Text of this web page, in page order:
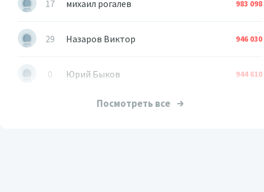
17 михаил рогалев 983 098
29 Назаров Виктор 946 030
0 Юрий Быков 944 610
Валера Миналта
Посмотреть все